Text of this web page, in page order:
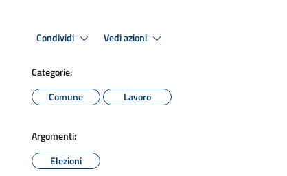
Condividi Vedi azioni
Categorie:
Comune
Lavoro
Argomenti:
Elezioni